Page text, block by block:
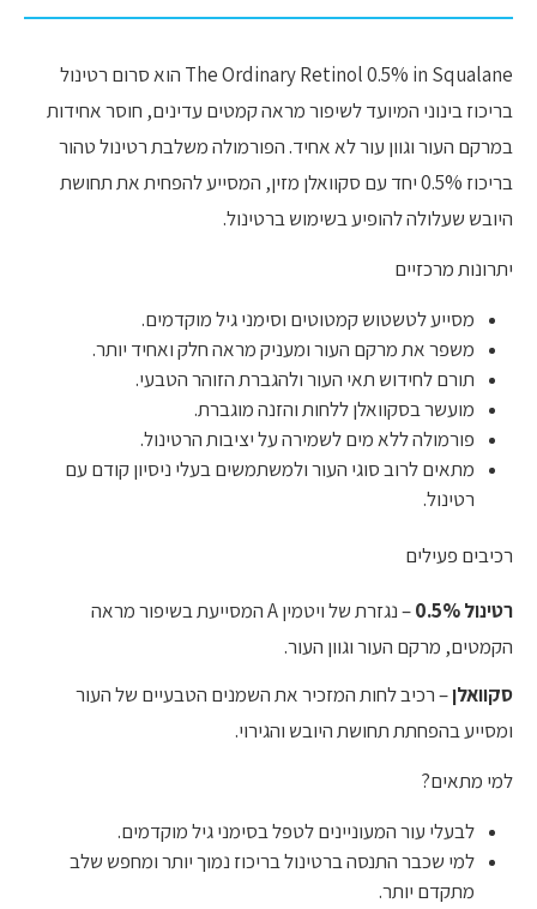
The Ordinary Retinol 0.5% in Squalane הוא סרום רטינול
בריכוז בינוני המיועד לשיפור מראה קמטים עדינים, חוסר אחידות
במרקם העור וגוון עור לא אחיד. הפורמולה משלבת רטינול טהור
בריכוז 0.5% יחד עם סקוואלן מזין, המסייע להפחית את תחושת
היובש שעלולה להופיע בשימוש ברטינול.
יתרונות מרכזיים
מסייע לטשטוש קמטוטים וסימני גיל מוקדמים.
משפר את מרקם העור ומעניק מראה חלק ואחיד יותר.
תורם לחידוש תאי העור ולהגברת הזוהר הטבעי.
מועשר בסקוואלן ללחות והזנה מוגברת.
פורמולה ללא מים לשמירה על יציבות הרטינול.
מתאים לרוב סוגי העור ולמשתמשים בעלי ניסיון קודם עם
רטינול.
רכיבים פעילים
רטינול 0.5%
– נגזרת של ויטמין A המסייעת בשיפור מראה
הקמטים, מרקם העור וגוון העור.
סקוואלן– רכיב לחות המזכיר את השמנים הטבעיים של העור
ומסייע בהפחתת תחושת היובש והגירוי.
למי מתאים?
לבעלי עור המעוניינים לטפל בסימני גיל מוקדמים.
למי שכבר התנסה ברטינול בריכוז נמוך יותר ומחפש שלב
מתקדם יותר.